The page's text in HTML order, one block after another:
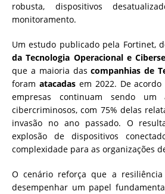
robusta, dispositivos
monitoramento.
Um estudo publicado pela Fortinet,
da Tecnologia Operacional e
que a maioria dascompanhias de
foram atacadasem 2022. De acordo
empresas continuam sendo um
cibercriminosos, com 75% delas
invasão no ano passado. O
explosão de dispositivos
complexidade para as organizações
O cenário reforça que a
desempenhar um papel